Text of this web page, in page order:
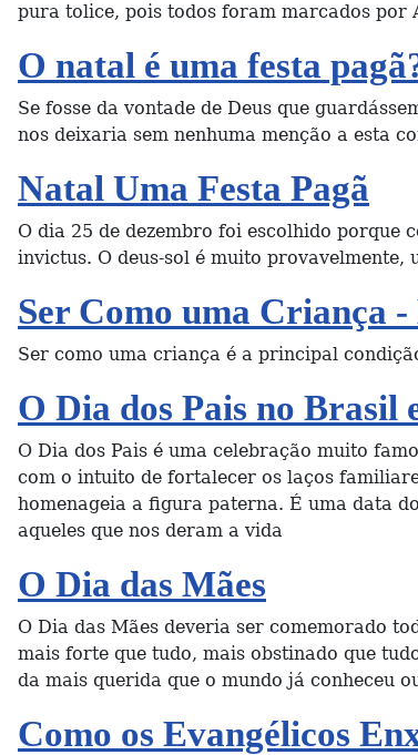
pura tolice, pois todos foram marcados por
O natal é uma festa
Se fosse da vontade de Deus que
nos deixaria sem nenhuma menção a esta
Natal Uma Festa Pagã
O dia 25 de dezembro foi escolhido porque
invictus. O deus-sol é muito provavelmente,
Ser Como uma Criança
Ser como uma criança é a principal
O Dia dos Pais no Brasil
O Dia dos Pais é uma celebração muito
com o intuito de fortalecer os laços
homenageia a figura paterna. É uma data
aqueles que nos deram a vida
O Dia das Mães
O Dia das Mães deveria ser comemorado
mais forte que tudo, mais obstinado que
da mais querida que o mundo já conheceu
Como os Evangélicos